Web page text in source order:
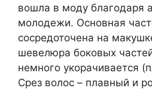
вошла в моду благодаря
молодежи. Основная
сосредоточена на
шевелюра боковых
немного укорачивается
Срез волос – плавный и